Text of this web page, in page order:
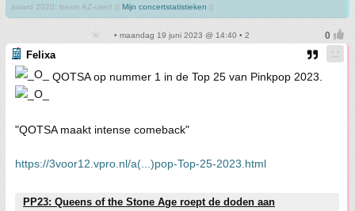
award 2020: beste AZ-user! || Mijn concertstatistieken ||
• maandag 19 juni 2023 @ 14:40 • 2
Felixa
QOTSA op nummer 1 in de Top 25 van Pinkpop 2023.
"QOTSA maakt intense comeback"
https://3voor12.vpro.nl/a(...)pop-Top-25-2023.html
PP23: Queens of the Stone Age roept de doden aan